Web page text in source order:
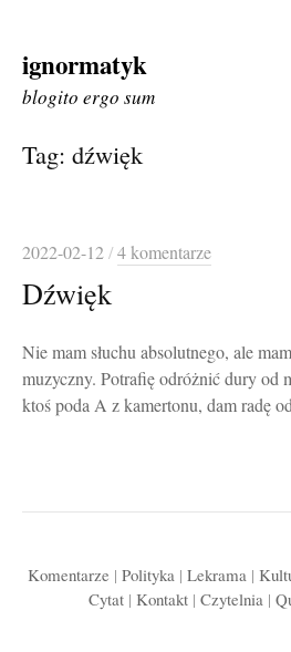
Skip
to
ignormatyk
blogito ergo sum
Tag: dźwięk
2022-02-12/4 komentarze
Dźwięk
Nie mam słuchu absolutnego, ale
muzyczny. Potrafię odróżnić dury od
ktoś poda A z kamertonu, dam radę
Komentarze | Polityka| Lekrama|
Cytat| Kontakt| Czytelnia|